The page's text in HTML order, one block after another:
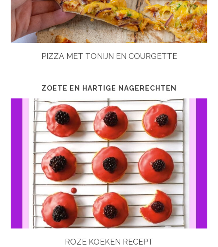
PIZZA MET TONIJN EN COURGETTE
ZOETE EN HARTIGE NAGERECHTEN
ROZE KOEKEN RECEPT